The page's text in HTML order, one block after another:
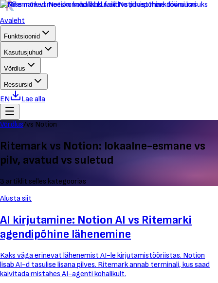
Avaleht
Funktsioonid
Kasutusjuhud
Võrdlus
Ressursid
EN Lae alla
Võrdlus/vs Notion
Ritemark vs Notion: lokaalne-esmane vs
pilv, avatud vs suletud
3 artiklit selles kategoorias
Alusta siit
AI kirjutamine: Notion AI vs Ritemarki
agendipõhine lähenemine
Kaks väga erinevat lähenemist AI-le kirjutamistööriistas. Notion
lisab AI-d tasulise lisana pilves. Ritemark annab terminali, kus saad
käivitada mistahes AI-agenti kohalikult.